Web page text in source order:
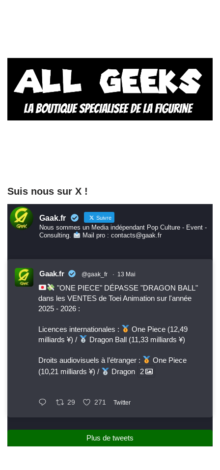
Suis nous sur X !
Gaak.fr Suivre
Nous sommes un Media indépendant Pop Culture - Event -
Consulting.
Mail pro : contacts@gaak.fr
Gaak.fr @gaak_fr · 13 Mai
"ONE PIECE" DÉPASSE "DRAGON BALL"
dans les VENTES de Toei Animation sur l'année
2025 - 2026 :
Licences internationales :
One Piece (12,49
milliards ¥) /
Dragon Ball (11,33 milliards ¥)
Droits audiovisuels à l’étranger :
One Piece
(10,21 milliards ¥) /
Dragon 2
29 271 Twitter
Plus de tweets